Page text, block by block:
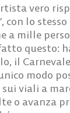
vero
con lo
a mille
questo:
il
modo
viali a
o avanza